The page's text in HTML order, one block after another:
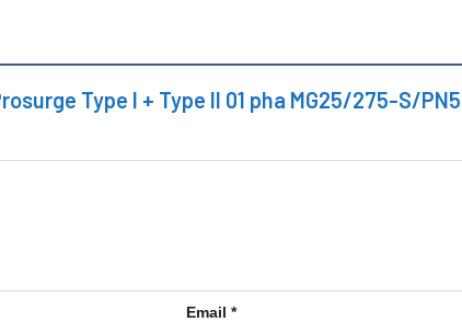
Type I + Type II 01 pha MG25/275-S/
Email *